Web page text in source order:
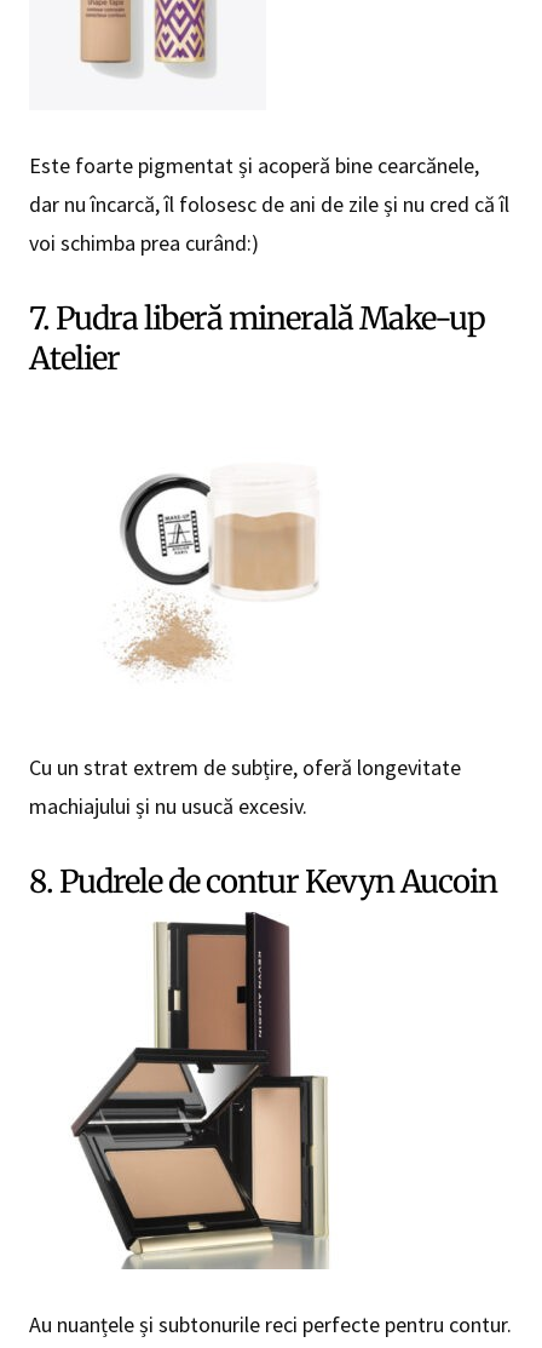
Este foarte pigmentat și acoperă bine cearcănele,
dar nu încarcă, îl folosesc de ani de zile și nu cred că îl
voi schimba prea curând:)
7. Pudra liberă minerală Make-up
Atelier
Cu un strat extrem de subțire, oferă longevitate
machiajului și nu usucă excesiv.
8. Pudrele de contur Kevyn Aucoin
Au nuanțele și subtonurile reci perfecte pentru contur.